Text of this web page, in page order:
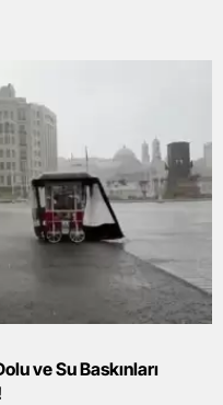
ve Su Baskınları